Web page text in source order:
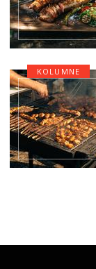
KOLUMNE